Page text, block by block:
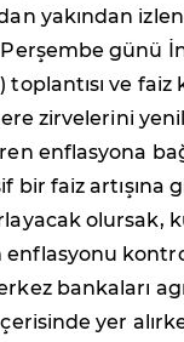
yakından
Perşembe günü
toplantısı ve
zirvelerini
enflasyona
bir faiz artışına
olursak,
bankaları
yer